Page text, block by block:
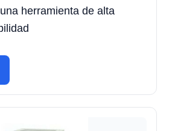
herramienta de alta